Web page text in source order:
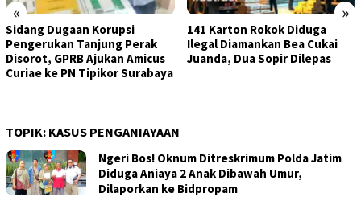
« »
Sidang Dugaan Korupsi
Pengerukan Tanjung Perak
Disorot, GPRB Ajukan Amicus
Curiae ke PN Tipikor Surabaya
141 Karton Rokok Diduga
Ilegal Diamankan Bea Cukai
Juanda, Dua Sopir Dilepas
TOPIK: KASUS PENGANIAYAAN
Ngeri Bos! Oknum Ditreskrimum Polda Jatim
Diduga Aniaya 2 Anak Dibawah Umur,
Dilaporkan ke Bidpropam